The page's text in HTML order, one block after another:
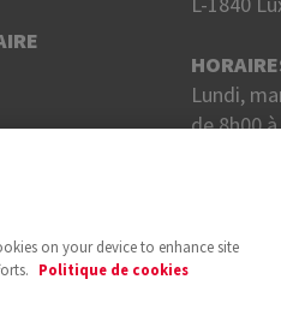
Lundi,
de 8h00
on your device to enhance site
Politique de cookies